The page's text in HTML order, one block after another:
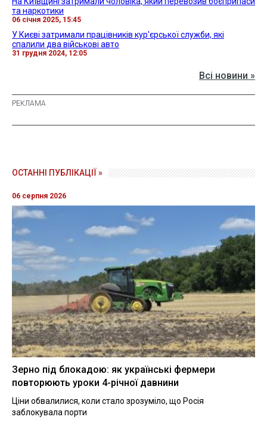
та наркотики
06 січня 2025, 15:45
У Києві затримали працівників кур'єрської служби, які
спалили два військові авто
31 грудня 2024, 12:05
Всі новини »
ОСТАННІ ПУБЛІКАЦІЇ »
06 серпня 2026
Зерно під блокадою: як українські фермери
повторюють уроки 4-річної давнини
Ціни обвалилися, коли стало зрозуміло, що Росія
заблокувала порти